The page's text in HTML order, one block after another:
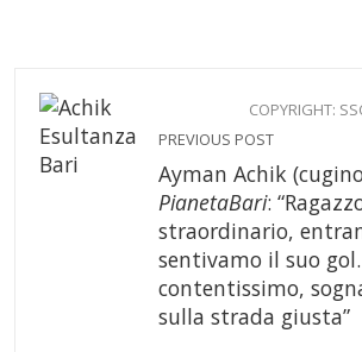
COPYRIGHT:
PREVIOUS POST
Ayman Achik
PianetaBari:
straordinario,
sentivamo il suo gol.
contentissimo,
sulla strada giusta”